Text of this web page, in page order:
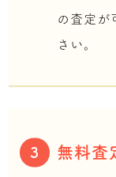
の査定が
さい。
3 無料査